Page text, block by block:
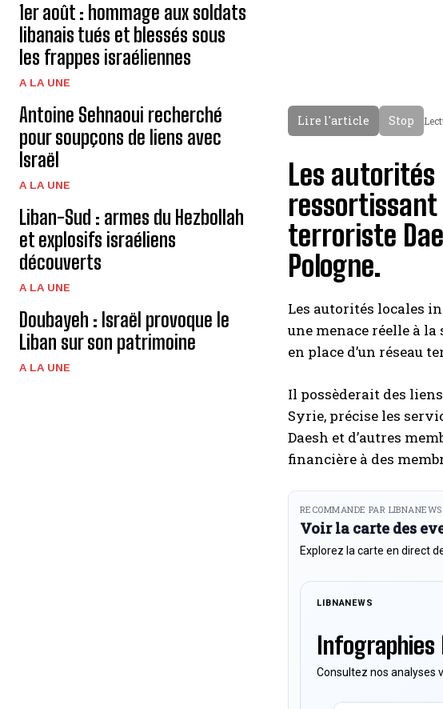
1er août : hommage aux soldats
libanais tués et blessés sous
les frappes israéliennes
A LA UNE
Antoine Sehnaoui recherché
pour soupçons de liens avec
Israël
A LA UNE
Liban-Sud : armes du Hezbollah
et explosifs israéliens
découverts
A LA UNE
Doubayeh : Israël provoque le
Liban sur son patrimoine
A LA UNE
Lire l'article Stop
Les
ressortissant
terroriste
Pologne.
Les autorités locales
une menace réelle à
en place d’un réseau
Il possèderait des
Syrie, précise les
Daesh et d’autres
financière à des
RECOMMANDE PAR LIBNANEWS
Voir la carte des
Explorez la carte en direct
LIBNANEWS
Infographies
Consultez nos analyses